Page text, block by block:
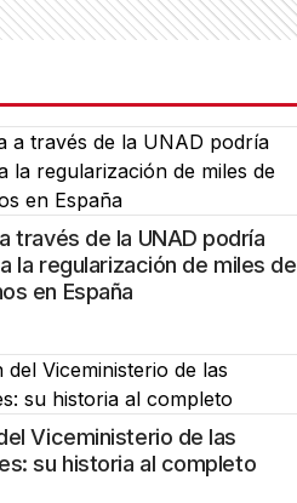
través de la UNAD podría
la regularización de miles de
en España
Viceministerio de las
su historia al completo